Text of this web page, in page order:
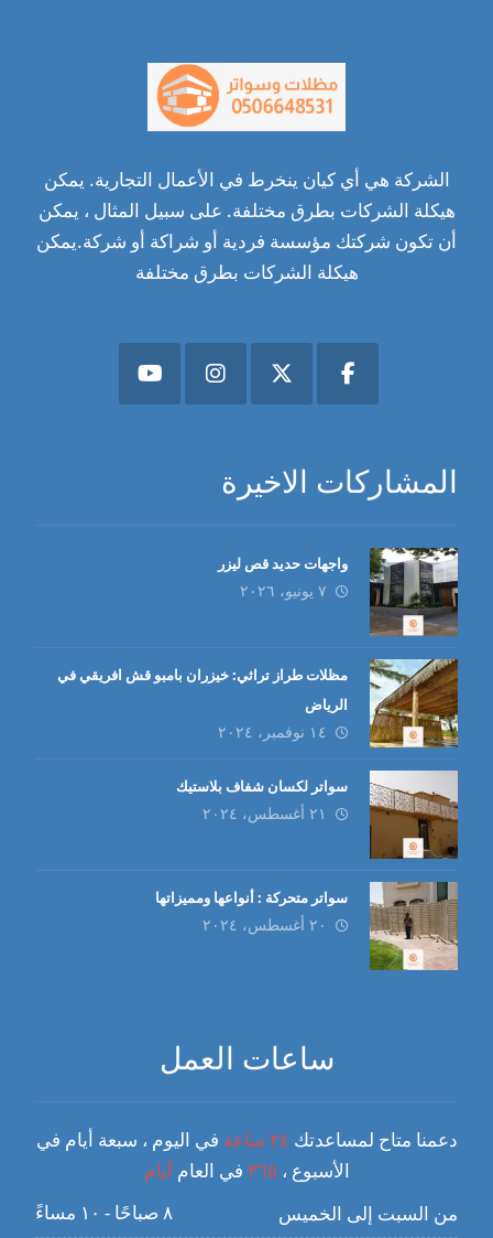
الشركة هي أي كيان ينخرط في الأعمال التجارية. يمكن
هيكلة الشركات بطرق مختلفة. على سبيل المثال ، يمكن
أن تكون شركتك مؤسسة فردية أو شراكة أو شركة.يمكن
هيكلة الشركات بطرق مختلفة
المشاركات الاخيرة
واجهات حديد قص ليزر
٧ يونيو، ٢٠٢٦
مظلات طراز تراثي: خيزران بامبو قش افريقي في
الرياض
١٤ نوفمبر، ٢٠٢٤
سواتر لكسان شفاف بلاستيك
٢١ أغسطس، ٢٠٢٤
سواتر متحركة : أنواعها ومميزاتها
٢٠ أغسطس، ٢٠٢٤
ساعات العمل
دعمنا متاح لمساعدتك ٢٤ ساعة
في اليوم ، سبعة أيام في
الأسبوع ، ٣٦٥ في العام أيام
من السبت إلى الخميس
٨ صباحًا - ١٠ مساءً